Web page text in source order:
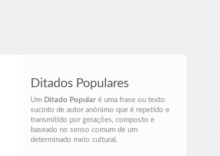
Ditados Populares
Um Ditado Popularé uma frase ou texto
sucinto de autor anónimo que é repetido e
transmitido por gerações, composto e
baseado no senso comum de um
determinado meio cultural.